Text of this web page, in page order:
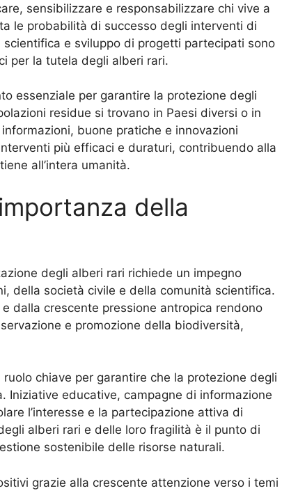
sensibilizzare e responsabilizzare chi vive a
le probabilità di successo degli interventi di
e sviluppo di progetti partecipati sono
per la tutela degli alberi rari.
essenziale per garantire la protezione degli
residue si trovano in Paesi diversi o in
buone pratiche e innovazioni
più efficaci e duraturi, contribuendo alla
all’intera umanità.
della
degli alberi rari richiede un impegno
della società civile e della comunità scientifica.
dalla crescente pressione antropica rendono
e promozione della biodiversità,
chiave per garantire che la protezione degli
Iniziative educative, campagne di informazione
l’interesse e la partecipazione attiva di
alberi rari e delle loro fragilità è il punto di
sostenibile delle risorse naturali.
grazie alla crescente attenzione verso i temi